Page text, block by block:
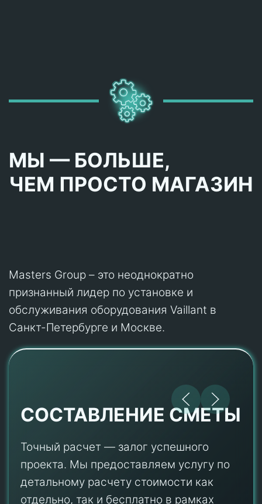
МЫ — БОЛЬШЕ,
ЧЕМ ПРОСТО МАГАЗИН
Masters Group – это неоднократно
признанный лидер по установке и
обслуживания оборудования Vaillant в
Санкт-Петербурге и Москве.
СОСТАВЛЕНИЕ СМЕТЫ
Точный расчет — залог успешного
проекта. Мы предоставляем услугу по
детальному расчету стоимости как
отдельно, так и бесплатно в рамках